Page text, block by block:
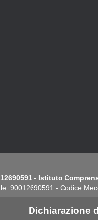
- Istituto
90012690591 - Codice
Dichiarazione